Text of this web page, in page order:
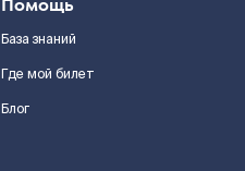
База знаний
Где мой билет
Блог